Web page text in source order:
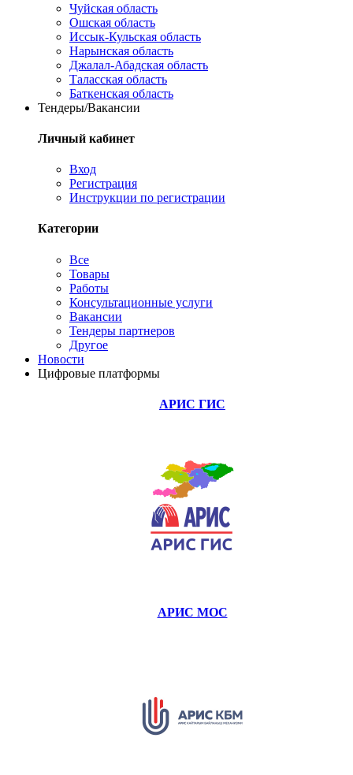
Чуйская область
Ошская область
Иссык-Кульская область
Нарынская область
Джалал-Абадская область
Таласская область
Баткенская область
Тендеры/Вакансии
Личный кабинет
Вход
Регистрация
Инструкции по регистрации
Категории
Все
Товары
Работы
Консультационные услуги
Вакансии
Тендеры партнеров
Другое
Новости
Цифровые платформы
АРИС ГИС
АРИС МОС